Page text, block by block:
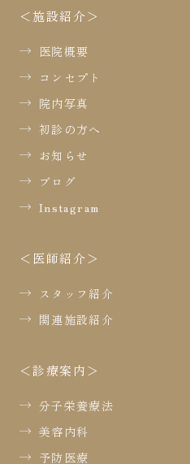
施設紹介
医院概要
コンセプト
院内写真
初診の方へ
お知らせ
ブログ
Instagram
医師紹介
スタッフ紹介
関連施設紹介
診療案内
分子栄養療法
美容内科
予防医療